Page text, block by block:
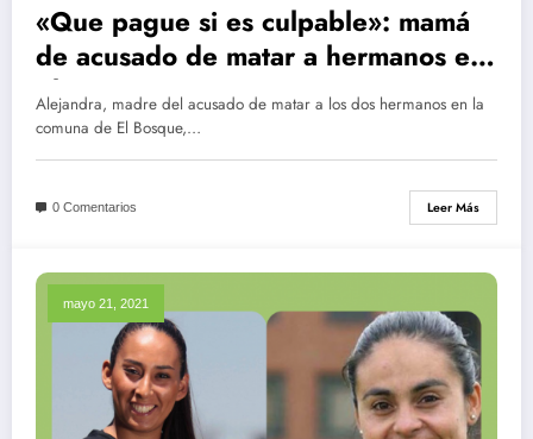
«Que pague si es culpable»: mamá
de acusado de matar a hermanos en
El Bosque entrega versión
Alejandra, madre del acusado de matar a los dos hermanos en la
comuna de El Bosque,…
0 Comentarios Leer Más
mayo 21, 2021